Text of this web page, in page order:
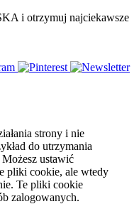
i otrzymuj najciekawsze
strony i nie
do utrzymania
ustawić
pliki cookie, ale wtedy
Te pliki cookie
zalogowanych.